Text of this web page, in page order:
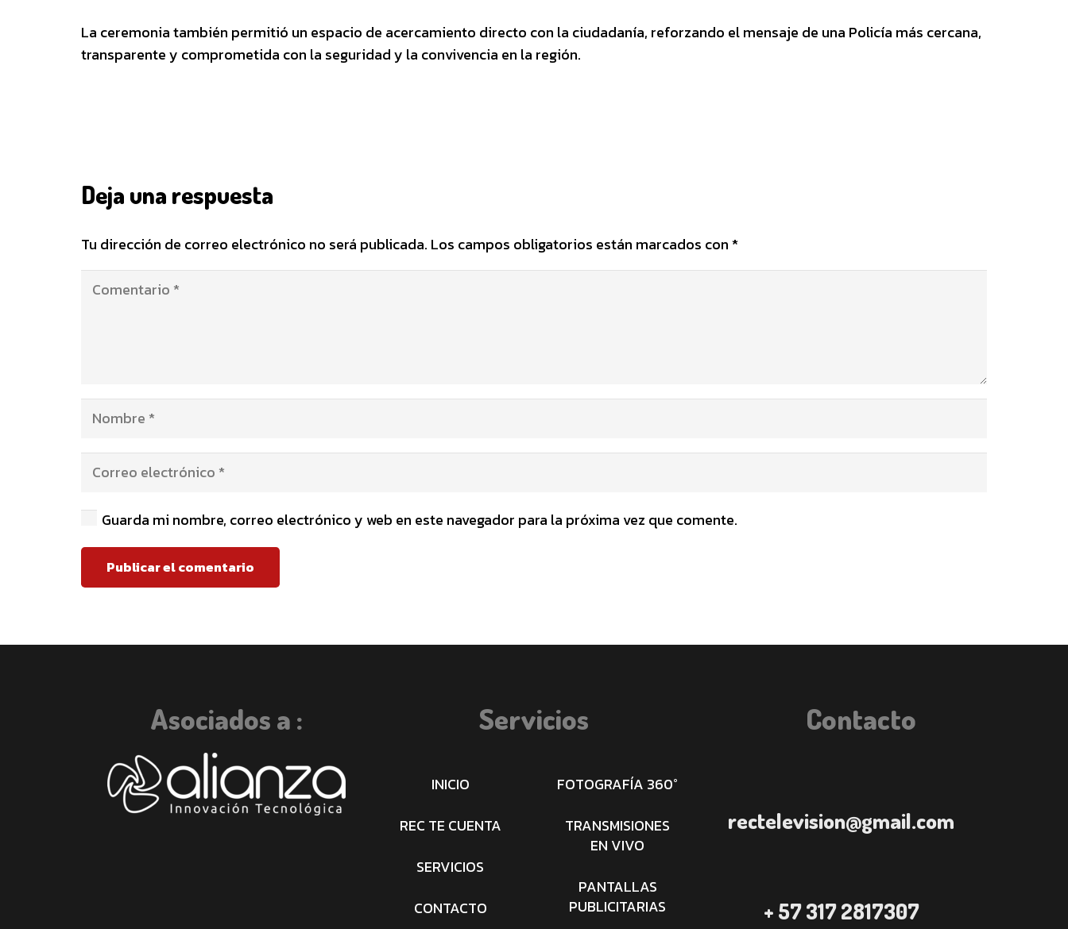
La ceremonia también permitió un espacio de acercamiento directo con la ciudadanía, reforzando el mensaje de una Policía más cercana,
transparente y comprometida con la seguridad y la convivencia en la región.
Deja una respuesta
Tu dirección de correo electrónico no será publicada. Los campos obligatorios están marcados con*
Guarda mi nombre, correo electrónico y web en este navegador para la próxima vez que comente.
Publicar el comentario
Asociados a : Servicios
INICIO
REC TE CUENTA
SERVICIOS
CONTACTO
FOTOGRAFÍA 360°
TRANSMISIONES
EN VIVO
PANTALLAS
PUBLICITARIAS
Contacto
rectelevision@gmail.com
+ 57 317 2817307